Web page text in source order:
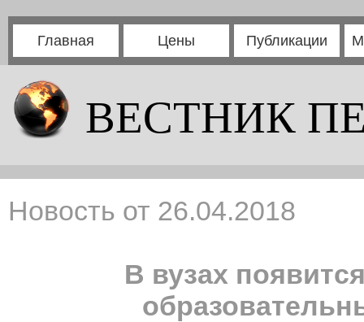
Главная Цены Публикации
ВЕСТНИК
Новость от 26.04.2018
В вузах